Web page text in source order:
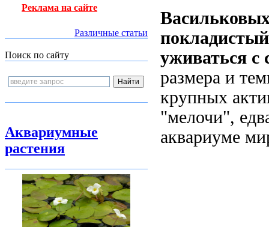
Реклама на сайте
Различные статьи
Поиск по сайту
Аквариумные
растения
уживаться с
размера и
крупных
"мелочи",
аквариуме